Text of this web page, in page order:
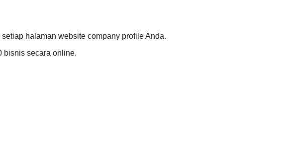
halaman website company profile Anda.
bisnis secara online.